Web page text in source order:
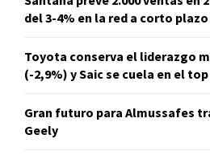
del 3-4% en la red a corto plazo
Toyota conserva el liderazgo
(-2,9%) y Saic se cuela en el top
Gran futuro para Almussafes
Geely